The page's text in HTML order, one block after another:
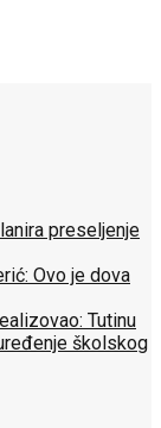
preseljenje
Ovo je dova
Tutinu
školskog